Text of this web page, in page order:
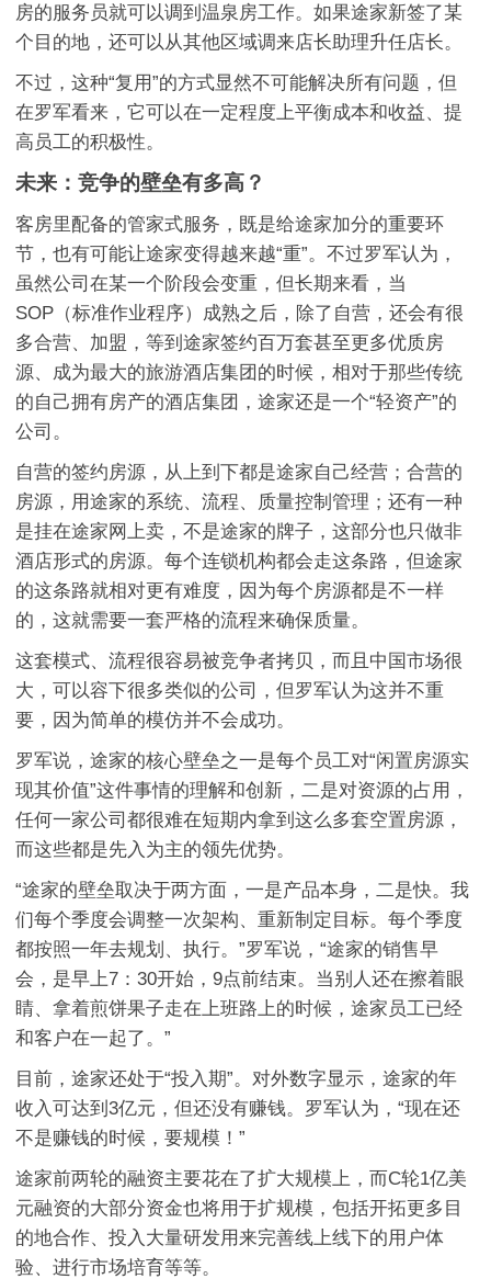
房的服务员就可以调到温泉房工作。如果途家新签了某
个目的地，还可以从其他区域调来店长助理升任店长。
不过，这种“复用”的方式显然不可能解决所有问题，但
在罗军看来，它可以在一定程度上平衡成本和收益、提
高员工的积极性。
未来：竞争的壁垒有多高？
客房里配备的管家式服务，既是给途家加分的重要环
节，也有可能让途家变得越来越“重”。不过罗军认为，
虽然公司在某一个阶段会变重，但长期来看，当
SOP（标准作业程序）成熟之后，除了自营，还会有很
多合营、加盟，等到途家签约百万套甚至更多优质房
源、成为最大的旅游酒店集团的时候，相对于那些传统
的自己拥有房产的酒店集团，途家还是一个“轻资产”的
公司。
自营的签约房源，从上到下都是途家自己经营；合营的
房源，用途家的系统、流程、质量控制管理；还有一种
是挂在途家网上卖，不是途家的牌子，这部分也只做非
酒店形式的房源。每个连锁机构都会走这条路，但途家
的这条路就相对更有难度，因为每个房源都是不一样
的，这就需要一套严格的流程来确保质量。
这套模式、流程很容易被竞争者拷贝，而且中国市场很
大，可以容下很多类似的公司，但罗军认为这并不重
要，因为简单的模仿并不会成功。
罗军说，途家的核心壁垒之一是每个员工对“闲置房源实
现其价值”这件事情的理解和创新，二是对资源的占用，
任何一家公司都很难在短期内拿到这么多套空置房源，
而这些都是先入为主的领先优势。
“途家的壁垒取决于两方面，一是产品本身，二是快。我
们每个季度会调整一次架构、重新制定目标。每个季度
都按照一年去规划、执行。”罗军说，“途家的销售早
会，是早上7：30开始，9点前结束。当别人还在擦着眼
睛、拿着煎饼果子走在上班路上的时候，途家员工已经
和客户在一起了。”
目前，途家还处于“投入期”。对外数字显示，途家的年
收入可达到3亿元，但还没有赚钱。罗军认为，“现在还
不是赚钱的时候，要规模！”
途家前两轮的融资主要花在了扩大规模上，而C轮1亿美
元融资的大部分资金也将用于扩规模，包括开拓更多目
的地合作、投入大量研发用来完善线上线下的用户体
验、进行市场培育等等。